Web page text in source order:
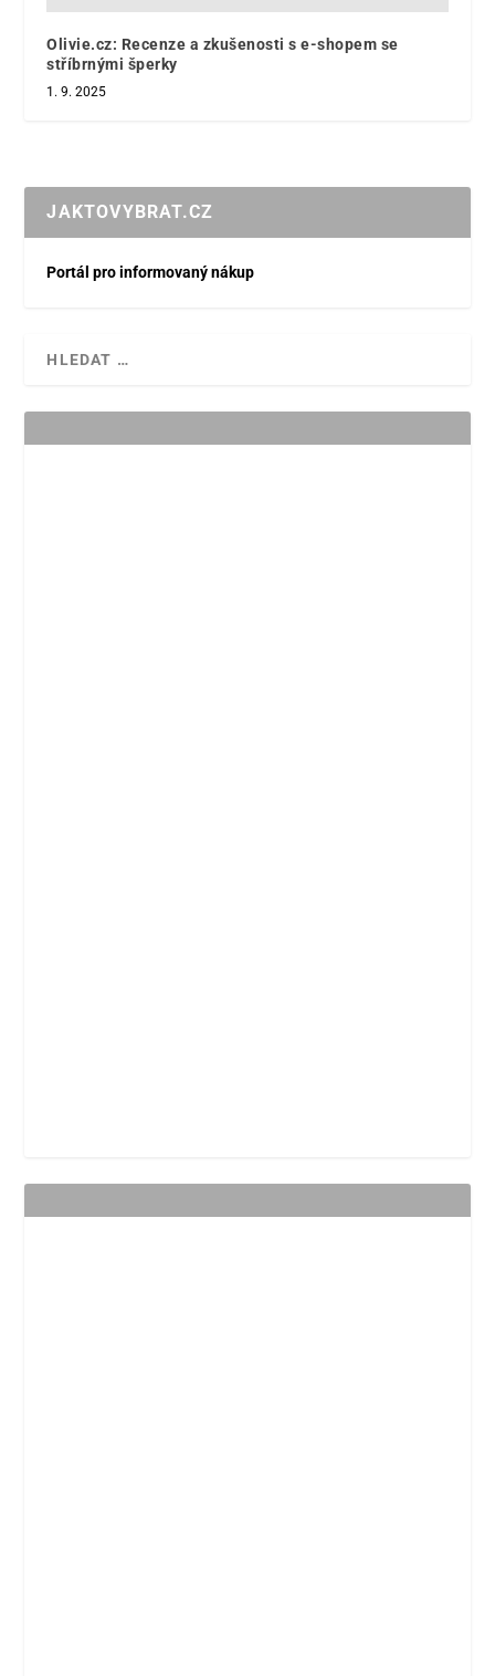
Olivie.cz: Recenze a zkušenosti s e-shopem se
stříbrnými šperky
1. 9. 2025
JAKTOVYBRAT.CZ
Portál pro informovaný nákup